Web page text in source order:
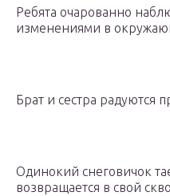
Ребята очарованно
изменениями в
Брат и сестра радуются
Одинокий снеговичок
возвращается в свой